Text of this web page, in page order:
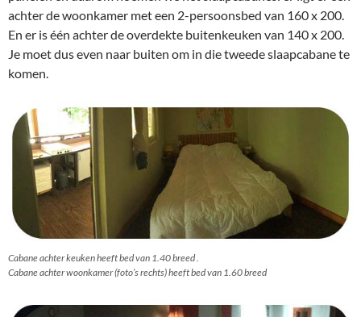
achter de woonkamer met een 2-persoonsbed van 160 x 200.
En er is één achter de overdekte buitenkeuken van 140 x 200.
Je moet dus even naar buiten om in die tweede slaapcabane te
komen.
Cabane achter keuken heeft bed van 1.40 breed .
Cabane achter woonkamer (foto’s rechts) heeft bed van 1.60 breed